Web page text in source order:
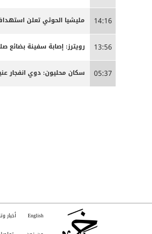
14:16 مليشيا الحوثي تعلن
13:56 رويترز: إصابة سفينة
05:37 سكان محليون: دوي انفجار
English أخبار